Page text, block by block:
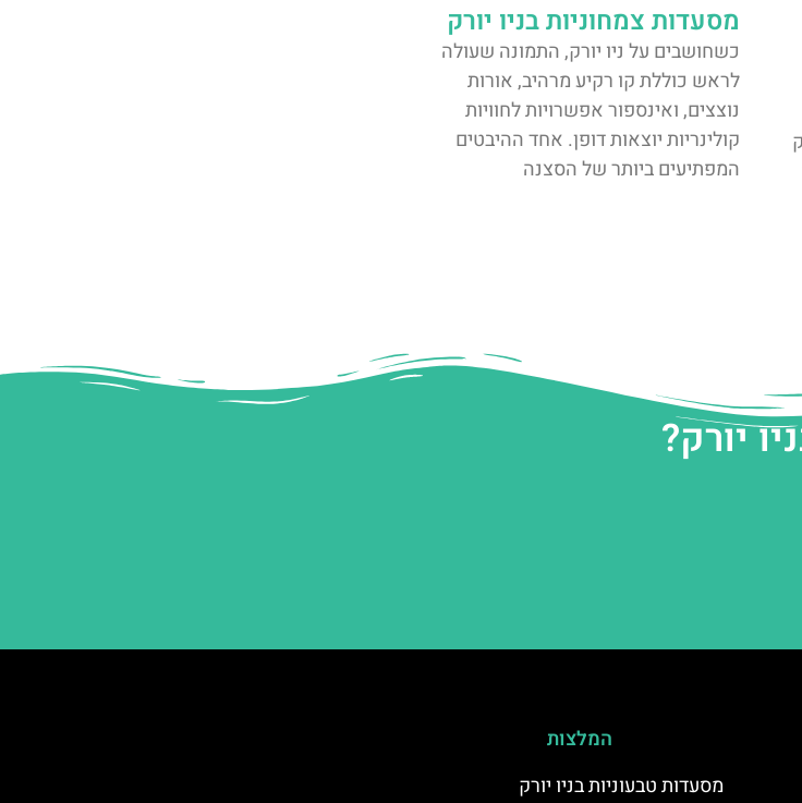
מסעדות צמחוניות בניו יורק
כשחושבים על ניו יורק, התמונה שעולה
לראש כוללת קו רקיע מרהיב, אורות
נוצצים, ואינספור אפשרויות לחוויות
קולינריות יוצאות דופן. אחד ההיבטים
המפתיעים ביותר של הסצנה
יורק?
המלצות
מסעדות טבעוניות בניו יורק